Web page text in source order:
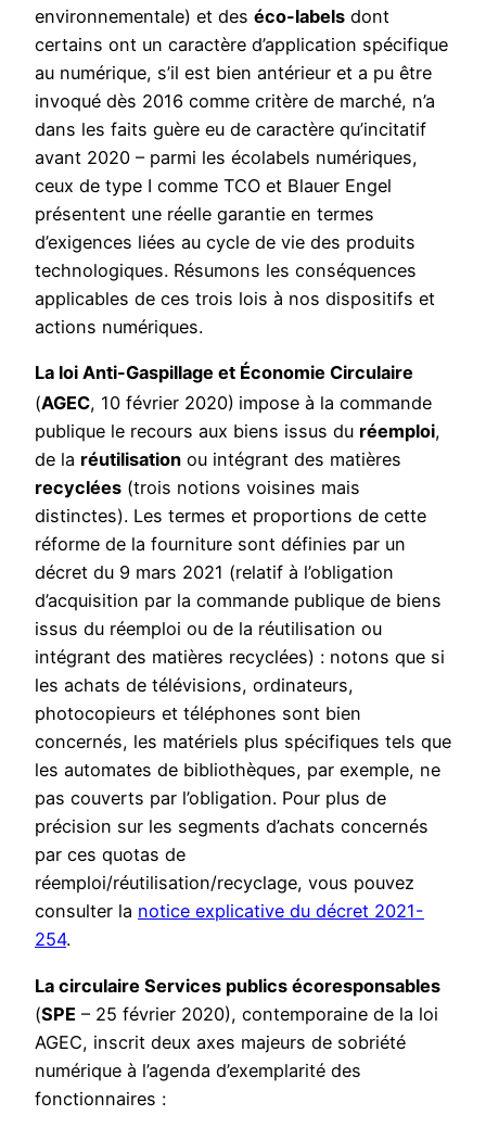
environnementale) et des éco-labels dont
certains ont un caractère d’application spécifique
au numérique, s’il est bien antérieur et a pu être
invoqué dès 2016 comme critère de marché, n’a
dans les faits guère eu de caractère qu’incitatif
avant 2020 – parmi les écolabels numériques,
ceux de type I comme TCO et Blauer Engel
présentent une réelle garantie en termes
d’exigences liées au cycle de vie des produits
technologiques. Résumons les conséquences
applicables de ces trois lois à nos dispositifs et
actions numériques.
La loi Anti-Gaspillage et Économie Circulaire
(AGEC, 10 février 2020) impose à la commande
publique le recours aux biens issus du réemploi,
de la réutilisation ou intégrant des matières
recyclées (trois notions voisines mais
distinctes). Les termes et proportions de cette
réforme de la fourniture sont définies par un
décret du 9 mars 2021 (relatif à l’obligation
d’acquisition par la commande publique de biens
issus du réemploi ou de la réutilisation ou
intégrant des matières recyclées) : notons que si
les achats de télévisions, ordinateurs,
photocopieurs et téléphones sont bien
concernés, les matériels plus spécifiques tels que
les automates de bibliothèques, par exemple, ne
pas couverts par l’obligation. Pour plus de
précision sur les segments d’achats concernés
par ces quotas de
réemploi/réutilisation/recyclage, vous pouvez
consulter la notice explicative du décret 2021-
254.
La circulaire Services publics écoresponsables
(SPE – 25 février 2020), contemporaine de la loi
AGEC, inscrit deux axes majeurs de sobriété
numérique à l’agenda d’exemplarité des
fonctionnaires :